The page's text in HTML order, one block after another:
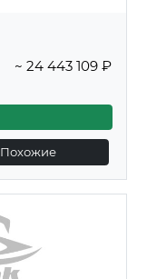
~ 24 443 109 ₽
Похожие